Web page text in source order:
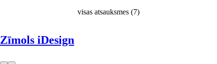
visas atsauksmes (7)
Zīmols iDesign